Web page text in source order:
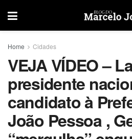
Home Cidades
VEJA VÍDEO –
presidente
candidato à
João Pessoa ,